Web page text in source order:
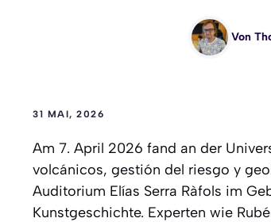
Von
31 MAI, 2026
Am 7. April 2026 fand an der
volcánicos, gestión del riesgo y
Auditorium Elías Serra Ràfols im
Kunstgeschichte. Experten wie